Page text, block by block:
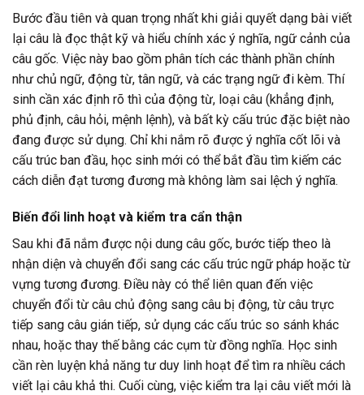
Bước đầu tiên và quan trọng nhất khi giải quyết dạng bài viết
lại câu là đọc thật kỹ và hiểu chính xác ý nghĩa, ngữ cảnh của
câu gốc. Việc này bao gồm phân tích các thành phần chính
như chủ ngữ, động từ, tân ngữ, và các trạng ngữ đi kèm. Thí
sinh cần xác định rõ thì của động từ, loại câu (khẳng định,
phủ định, câu hỏi, mệnh lệnh), và bất kỳ cấu trúc đặc biệt nào
đang được sử dụng. Chỉ khi nắm rõ được ý nghĩa cốt lõi và
cấu trúc ban đầu, học sinh mới có thể bắt đầu tìm kiếm các
cách diễn đạt tương đương mà không làm sai lệch ý nghĩa.
Biến đổi linh hoạt và kiểm tra cẩn thận
Sau khi đã nắm được nội dung câu gốc, bước tiếp theo là
nhận diện và chuyển đổi sang các cấu trúc ngữ pháp hoặc từ
vựng tương đương. Điều này có thể liên quan đến việc
chuyển đổi từ câu chủ động sang câu bị động, từ câu trực
tiếp sang câu gián tiếp, sử dụng các cấu trúc so sánh khác
nhau, hoặc thay thế bằng các cụm từ đồng nghĩa. Học sinh
cần rèn luyện khả năng tư duy linh hoạt để tìm ra nhiều cách
viết lại câu khả thi. Cuối cùng, việc kiểm tra lại câu viết mới là